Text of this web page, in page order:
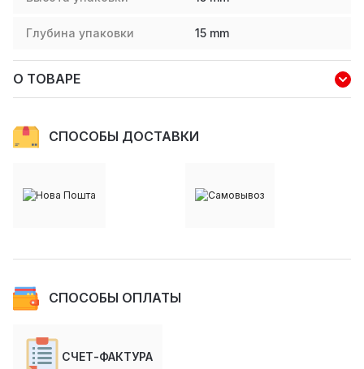
Глубина упаковки 15 mm
О ТОВАРЕ
СПОСОБЫ ДОСТАВКИ
СПОСОБЫ ОПЛАТЫ
СЧЕТ-ФАКТУРА